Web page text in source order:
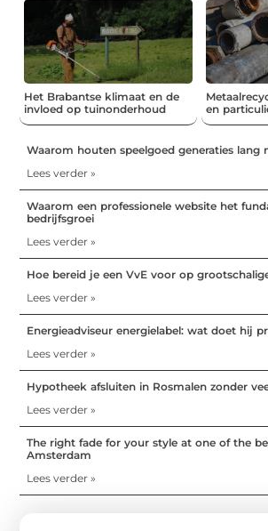
Het Brabantse klimaat en de
invloed op tuinonderhoud
en
Waarom houten speelgoed generaties lang
Lees verder »
Waarom een professionele website het
bedrijfsgroei
Lees verder »
Hoe bereid je een VvE voor op
Lees verder »
Energieadviseur energielabel: wat doet hij
Lees verder »
Hypotheek afsluiten in Rosmalen zonder
Lees verder »
The right fade for your style at one of the
Amsterdam
Lees verder »